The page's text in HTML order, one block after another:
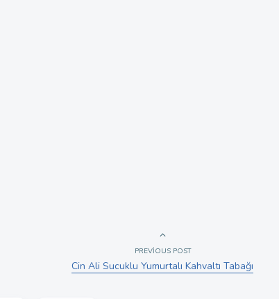
PREVIOUS POST
Cin Ali Sucuklu Yumurtalı Kahvaltı Tabağı